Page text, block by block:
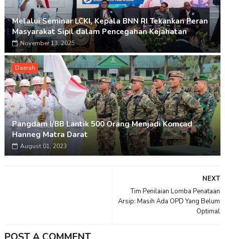
Melalui Seminar LCKI, Kepala BNN RI Tekankan Peran
Masyarakat Sipil dalam Pencegahan Kejahatan
November 13, 2025
Daerah
Pangdam I/BB Lantik 500 Orang Menjadi Komcad
Hanneg Matra Darat
August 01, 2023
NEXT
Tim Penilaian Lomba Penataan
Arsip: Masih Ada OPD Yang Belum
Optimal